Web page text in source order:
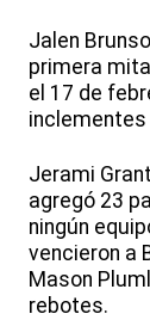
Jalen
primera
el 17 de
inclementes
Jerami
agregó 23
ningún
vencieron a
Mason
rebotes.